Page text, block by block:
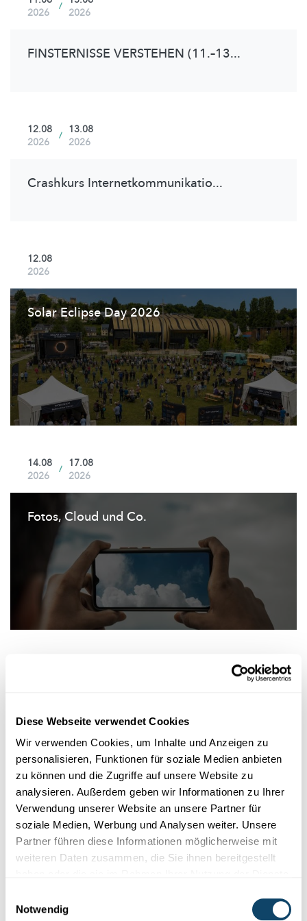
Diese Webseite verwendet Cookies
Wir verwenden Cookies, um Inhalte und Anzeigen zu
personalisieren, Funktionen für soziale Medien anbieten
zu können und die Zugriffe auf unsere Website zu
analysieren. Außerdem geben wir Informationen zu Ihrer
Verwendung unserer Website an unsere Partner für
soziale Medien, Werbung und Analysen weiter. Unsere
Partner führen diese Informationen möglicherweise mit
weiteren Daten zusammen, die Sie ihnen bereitgestellt
Notwendig
2026
/
2026
FINSTERNISSE VERSTEHEN (11.–13...
12.08
2026
/
13.08
2026
Crashkurs Internetkommunikatio...
12.08
2026
Solar Eclipse Day 2026
14.08
2026
/
17.08
2026
Fotos, Cloud und Co.
Mit dem Smartphone unterwegs
Next
››